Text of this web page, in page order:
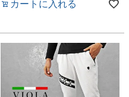
カートに入れる